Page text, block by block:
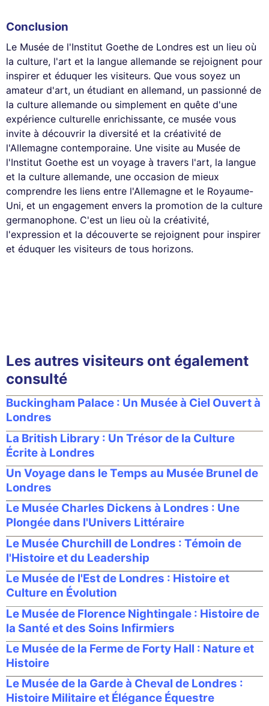
Conclusion
Le Musée de l'Institut Goethe de Londres est un lieu où
la culture, l'art et la langue allemande se rejoignent pour
inspirer et éduquer les visiteurs. Que vous soyez un
amateur d'art, un étudiant en allemand, un passionné de
la culture allemande ou simplement en quête d'une
expérience culturelle enrichissante, ce musée vous
invite à découvrir la diversité et la créativité de
l'Allemagne contemporaine. Une visite au Musée de
l'Institut Goethe est un voyage à travers l'art, la langue
et la culture allemande, une occasion de mieux
comprendre les liens entre l'Allemagne et le Royaume-
Uni, et un engagement envers la promotion de la culture
germanophone. C'est un lieu où la créativité,
l'expression et la découverte se rejoignent pour inspirer
et éduquer les visiteurs de tous horizons.
Les autres visiteurs ont également
consulté
Buckingham Palace : Un Musée à Ciel Ouvert à
Londres
La British Library : Un Trésor de la Culture
Écrite à Londres
Un Voyage dans le Temps au Musée Brunel de
Londres
Le Musée Charles Dickens à Londres : Une
Plongée dans l'Univers Littéraire
Le Musée Churchill de Londres : Témoin de
l'Histoire et du Leadership
Le Musée de l'Est de Londres : Histoire et
Culture en Évolution
Le Musée de Florence Nightingale : Histoire de
la Santé et des Soins Infirmiers
Le Musée de la Ferme de Forty Hall : Nature et
Histoire
Le Musée de la Garde à Cheval de Londres :
Histoire Militaire et Élégance Équestre